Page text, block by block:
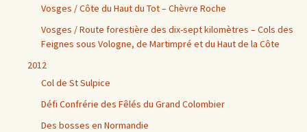
Vosges / Côte du Haut du Tot – Chèvre Roche
Vosges / Route forestière des dix-sept kilomètres – Cols des
Feignes sous Vologne, de Martimpré et du Haut de la Côte
2012
Col de St Sulpice
Défi Confrérie des Fêlés du Grand Colombier
Des bosses en Normandie